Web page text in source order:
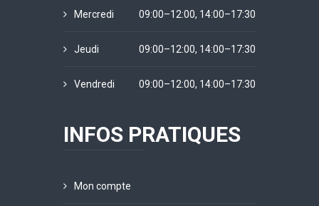
Mercredi 09:00–12:00, 14:00–17:30
Jeudi 09:00–12:00, 14:00–17:30
Vendredi 09:00–12:00, 14:00–17:30
INFOS PRATIQUES
Mon compte